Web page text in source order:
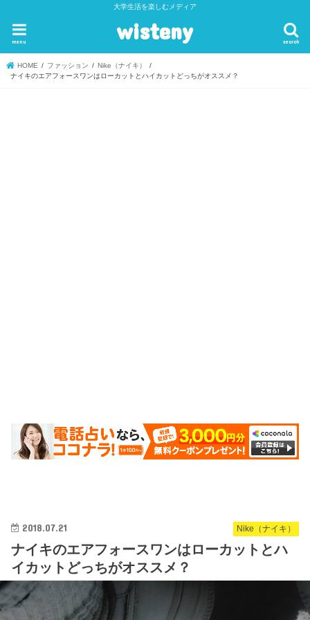
大学生活を楽しむメディア
wisteny search
menu
HOME ファッション
Nike（ナイキ）
ナイキのエアフォースワンはローカットとハイカットどっちがオススメ？
Nike（ナイキ）
2018.07.21
ナイキのエアフォースワンはローカットとハ
イカットどっちがオススメ？